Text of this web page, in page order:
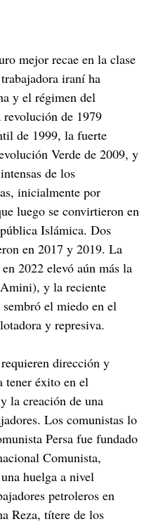
mejor recae en la clase
iraní ha
y el régimen del
revolución de 1979
de 1999, la fuerte
Verde de 2009, y
de los
inicialmente por
luego se convirtieron en
Islámica. Dos
en 2017 y 2019. La
2022 elevó aún más la
y la reciente
el miedo en el
y represiva.
dirección y
tener éxito en el
la creación de una
Los comunistas lo
Persa fue fundado
Comunista,
huelga a nivel
petroleros en
Reza, títere de los